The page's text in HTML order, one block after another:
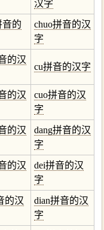
汉字
音的
chuo拼音的汉
字
的汉
cu拼音的汉字
的汉
cuo拼音的汉
字
的汉
dang拼音的汉
字
的汉
dei拼音的汉
字
的汉
dian拼音的汉
字